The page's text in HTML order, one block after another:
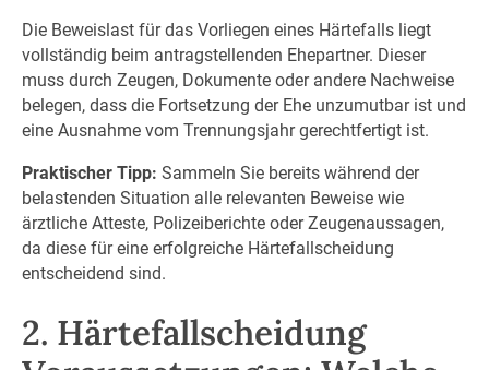
Die Beweislast für das Vorliegen eines Härtefalls liegt
vollständig beim antragstellenden Ehepartner. Dieser
muss durch Zeugen, Dokumente oder andere Nachweise
belegen, dass die Fortsetzung der Ehe unzumutbar ist und
eine Ausnahme vom Trennungsjahr gerechtfertigt ist.
Praktischer Tipp: Sammeln Sie bereits während der
belastenden Situation alle relevanten Beweise wie
ärztliche Atteste, Polizeiberichte oder Zeugenaussagen,
da diese für eine erfolgreiche Härtefallscheidung
entscheidend sind.
2. Härtefallscheidung